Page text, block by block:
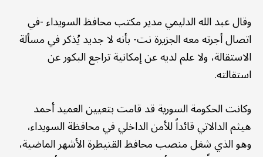
وقال عبد الله الدليمي مدير مكتب محافظ السويداء -في
اتصال أجرته معه الجزيرة نت- بأنه لا جديد يُذكر في مسألة
الاستقالة، ولا علم لديه عن إمكانية تراجع البكور عن
استقالته.
وكانت الحكومة السورية قد قامت بتعيين العميد أحمد
هيثم الدالاتي قائداً للأمن الداخلي في محافظة السويداء،
وهو الذي شغل منصب محافظ القنيطرة الأشهر الماضية،